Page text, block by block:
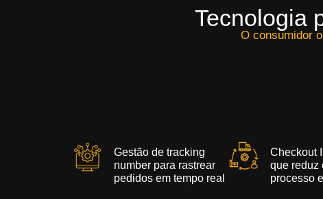
Tecnologia
O consumidor
Gestão de tracking
number para rastrear
pedidos em tempo real
Checkout
que reduz
processo